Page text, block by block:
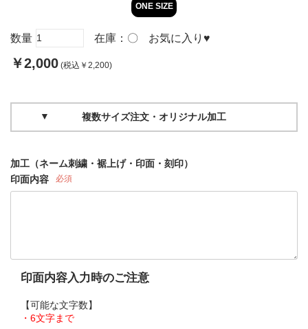
ONE SIZE
数量 在庫： 〇 お気に入り ♥
￥2,000 (税込￥2,200)
複数サイズ注文・オリジナル加工
加工（ネーム刺繍・裾上げ・印面・刻印）
印面内容
必須
印面内容入力時のご注意
【可能な文字数】
・6文字まで